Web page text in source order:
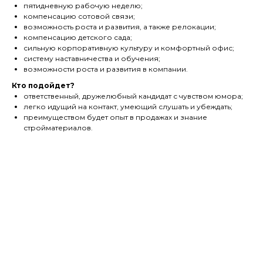
пятидневную рабочую неделю;
компенсацию сотовой связи;
возможность роста и развития, а также релокации;
компенсацию детского сада;
сильную корпоративную культуру и комфортный офис;
систему наставничества и обучения;
возможности роста и развития в компании.
Кто подойдет?
ответственный, дружелюбный кандидат с чувством юмора;
легко идущий на контакт, умеющий слушать и убеждать;
преимуществом будет опыт в продажах и знание
стройматериалов.